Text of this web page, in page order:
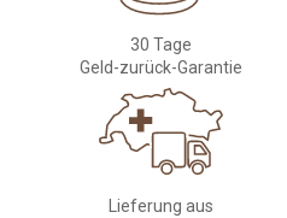
30 Tage
Geld-zurück-Garantie
Lieferung aus